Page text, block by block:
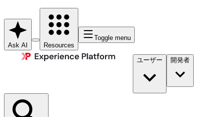
Ask AI Resources
Toggle menu
ユーザー 開発者​